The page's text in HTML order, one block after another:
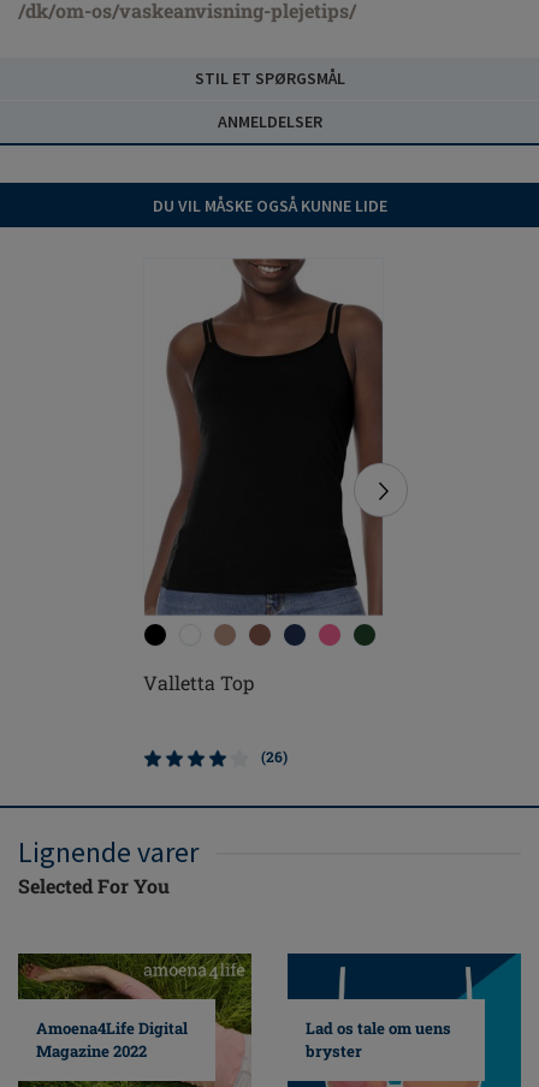
/dk/om-os/vaskeanvisning-plejetips/
STIL ET SPØRGSMÅL
ANMELDELSER
DU VIL MÅSKE OGSÅ KUNNE LIDE
Valletta Top
(26)
Lignende varer
Selected For You
Amoena4Life Digital
Magazine 2022
Lad os tale om uens
bryster